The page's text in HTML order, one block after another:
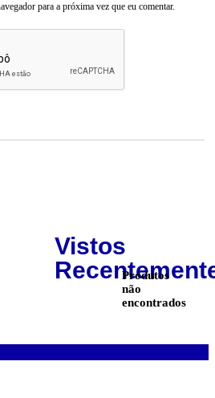
para a próxima vez que eu comentar.
Vistos
Produtos
não
encontrados